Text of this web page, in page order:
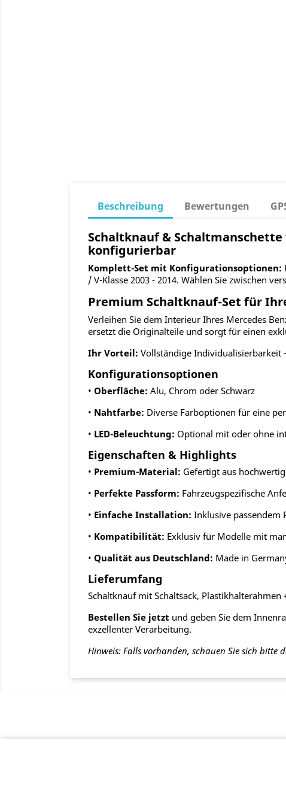
Beschreibung Bewertungen
Schaltknauf & Schaltmanschette
konfigurierbar
Komplett-Set mit Konfigurationsoptionen:
/ V-Klasse 2003 - 2014. Wählen Sie zwischen
Premium Schaltknauf-Set für
Verleihen Sie dem Interieur Ihres Mercedes
ersetzt die Originalteile und sorgt für einen
Ihr Vorteil: Vollständige Individualisierbarkeit
Konfigurationsoptionen
• Oberfläche: Alu, Chrom oder Schwarz
• Nahtfarbe: Diverse Farboptionen für eine
• LED-Beleuchtung: Optional mit oder ohne
Eigenschaften & Highlights
• Premium-Material: Gefertigt aus
• Perfekte Passform: Fahrzeugspezifische
• Einfache Installation: Inklusive passendem
• Kompatibilität: Exklusiv für Modelle mit
• Qualität aus Deutschland: Made in
Lieferumfang
Schaltknauf mit Schaltsack, Plastikhalterahmen
Bestellen Sie jetzt und geben Sie dem
exzellenter Verarbeitung.
Hinweis: Falls vorhanden, schauen Sie sich bitte